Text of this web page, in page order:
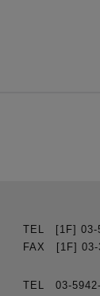
TEL [1F] 03-
FAX [1F] 03-
TEL 03-